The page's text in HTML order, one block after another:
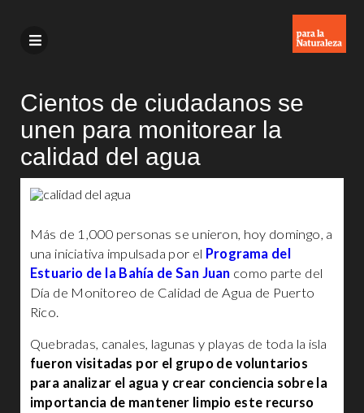
Cientos de ciudadanos se
unen para monitorear la
calidad del agua
Más de 1,000 personas se unieron, hoy domingo, a
una iniciativa impulsada por el Programa del
Estuario de la Bahía de San Juan como parte del
Día de Monitoreo de Calidad de Agua de Puerto
Rico.
Quebradas, canales, lagunas y playas de toda la isla
fueron visitadas por el grupo de voluntarios
para analizar el agua y crear conciencia sobre la
importancia de mantener limpio este recurso